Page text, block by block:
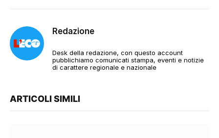
Redazione
Desk della redazione, con questo account
pubblichiamo comunicati stampa, eventi e notizie
di carattere regionale e nazionale
ARTICOLI SIMILI